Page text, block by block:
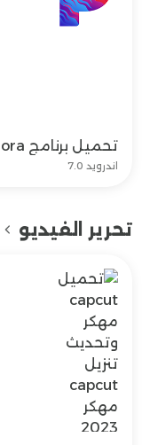
اندرويد 7.0
تحرير الفيديو